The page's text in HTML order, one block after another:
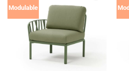
Modulable
Añadir
lista
deseos